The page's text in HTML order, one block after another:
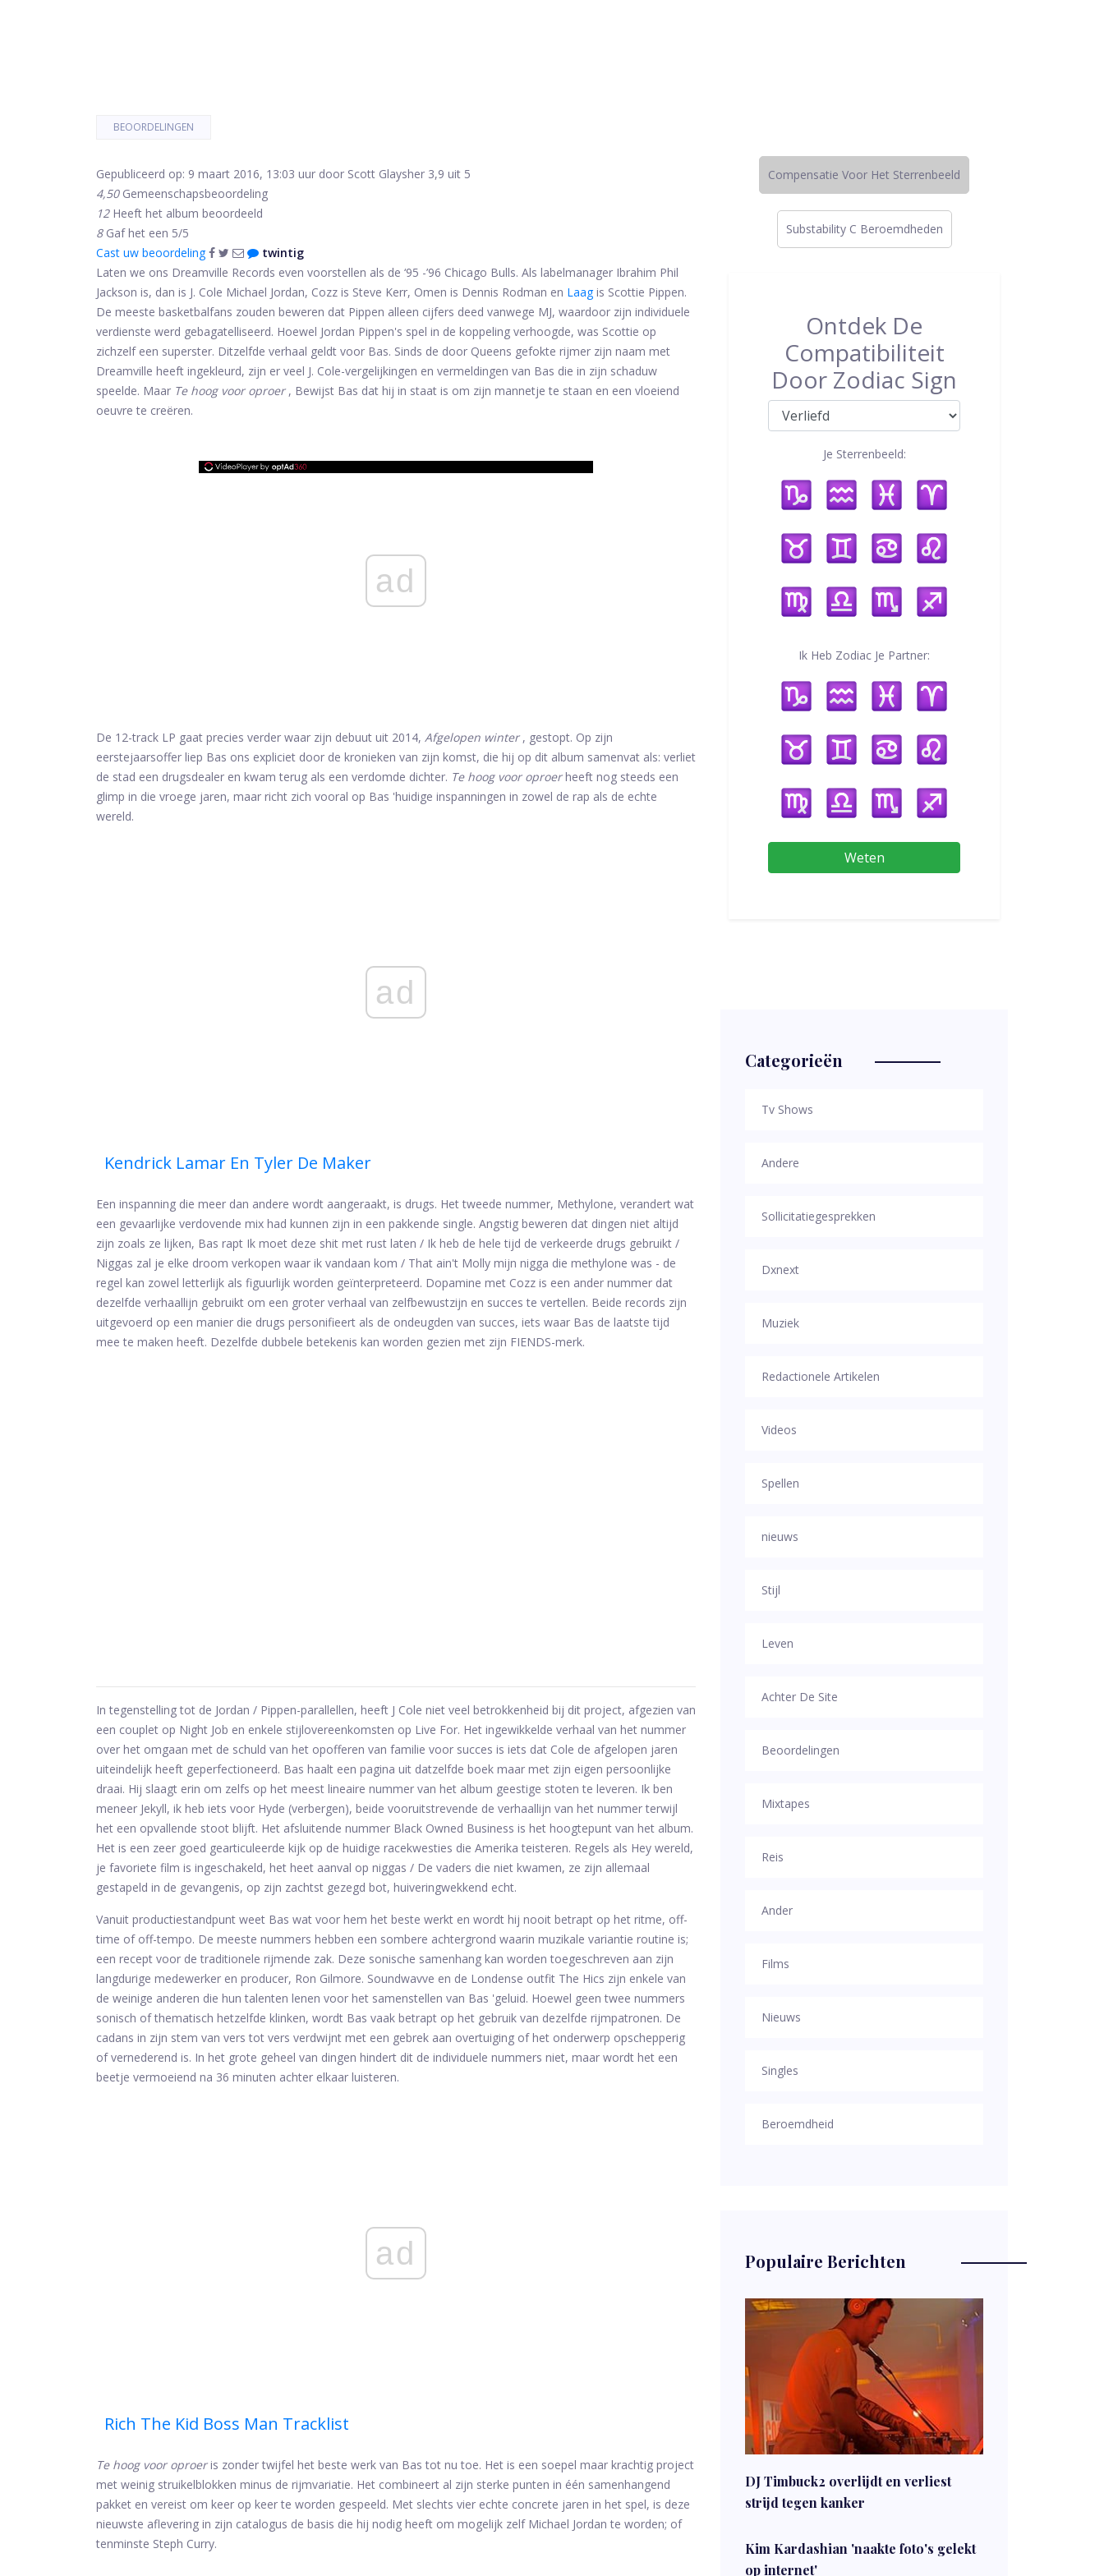
BEOORDELINGEN
Gepubliceerd op: 9 maart 2016, 13:03 uur door Scott Glaysher 3,9 uit 5
4,50 Gemeenschapsbeoordeling
12 Heeft het album beoordeeld
8 Gaf het een 5/5
Cast uw beoordeling
twintig
Laten we ons Dreamville Records even voorstellen als de ‘95 -’96 Chicago Bulls. Als labelmanager Ibrahim Phil
Jackson is, dan is J. Cole Michael Jordan, Cozz is Steve Kerr, Omen is Dennis Rodman en Laagis Scottie Pippen.
De meeste basketbalfans zouden beweren dat Pippen alleen cijfers deed vanwege MJ, waardoor zijn individuele
verdienste werd gebagatelliseerd. Hoewel Jordan Pippen's spel in de koppeling verhoogde, was Scottie op
zichzelf een superster. Ditzelfde verhaal geldt voor Bas. Sinds de door Queens gefokte rijmer zijn naam met
Dreamville heeft ingekleurd, zijn er veel J. Cole-vergelijkingen en vermeldingen van Bas die in zijn schaduw
speelde. Maar Te hoog voor oproer, Bewijst Bas dat hij in staat is om zijn mannetje te staan ​​en een vloeiend
oeuvre te creëren.
ad
De 12-track LP gaat precies verder waar zijn debuut uit 2014, Afgelopen winter, gestopt. Op zijn
eerstejaarsoffer liep Bas ons expliciet door de kronieken van zijn komst, die hij op dit album samenvat als: verliet
de stad een drugsdealer en kwam terug als een verdomde dichter. Te hoog voor oproerheeft nog steeds een
glimp in die vroege jaren, maar richt zich vooral op Bas 'huidige inspanningen in zowel de rap als de echte
wereld.
ad
Kendrick Lamar En Tyler De Maker
Een inspanning die meer dan andere wordt aangeraakt, is drugs. Het tweede nummer, Methylone, verandert wat
een gevaarlijke verdovende mix had kunnen zijn in een pakkende single. Angstig beweren dat dingen niet altijd
zijn zoals ze lijken, Bas rapt Ik moet deze shit met rust laten / Ik heb de hele tijd de verkeerde drugs gebruikt /
Niggas zal je elke droom verkopen waar ik vandaan kom / That ain't Molly mijn nigga die methylone was - de
regel kan zowel letterlijk als figuurlijk worden geïnterpreteerd. Dopamine met Cozz is een ander nummer dat
dezelfde verhaallijn gebruikt om een ​​groter verhaal van zelfbewustzijn en succes te vertellen. Beide records zijn
uitgevoerd op een manier die drugs personifieert als de ondeugden van succes, iets waar Bas de laatste tijd
mee te maken heeft. Dezelfde dubbele betekenis kan worden gezien met zijn FIENDS-merk.
In tegenstelling tot de Jordan / Pippen-parallellen, heeft J Cole niet veel betrokkenheid bij dit project, afgezien van
een couplet op Night Job en enkele stijlovereenkomsten op Live For. Het ingewikkelde verhaal van het nummer
over het omgaan met de schuld van het opofferen van familie voor succes is iets dat Cole de afgelopen jaren
uiteindelijk heeft geperfectioneerd. Bas haalt een pagina uit datzelfde boek maar met zijn eigen persoonlijke
draai. Hij slaagt erin om zelfs op het meest lineaire nummer van het album geestige stoten te leveren. Ik ben
meneer Jekyll, ik heb iets voor Hyde (verbergen), beide vooruitstrevende de verhaallijn van het nummer terwijl
het een opvallende stoot blijft. Het afsluitende nummer Black Owned Business is het hoogtepunt van het album.
Het is een zeer goed gearticuleerde kijk op de huidige racekwesties die Amerika teisteren. Regels als Hey wereld,
je favoriete film is ingeschakeld, het heet aanval op niggas / De vaders die niet kwamen, ze zijn allemaal
gestapeld in de gevangenis, op zijn zachtst gezegd bot, huiveringwekkend echt.
Vanuit productiestandpunt weet Bas wat voor hem het beste werkt en wordt hij nooit betrapt op het ritme, off-
time of off-tempo. De meeste nummers hebben een sombere achtergrond waarin muzikale variantie routine is;
een recept voor de traditionele rijmende zak. Deze sonische samenhang kan worden toegeschreven aan zijn
langdurige medewerker en producer, Ron Gilmore. Soundwavve en de Londense outfit The Hics zijn enkele van
de weinige anderen die hun talenten lenen voor het samenstellen van Bas 'geluid. Hoewel geen twee nummers
sonisch of thematisch hetzelfde klinken, wordt Bas vaak betrapt op het gebruik van dezelfde rijmpatronen. De
cadans in zijn stem van vers tot vers verdwijnt met een gebrek aan overtuiging of het onderwerp opschepperig
of vernederend is. In het grote geheel van dingen hindert dit de individuele nummers niet, maar wordt het een
beetje vermoeiend na 36 minuten achter elkaar luisteren.
ad
Rich The Kid Boss Man Tracklist
Te hoog voor oproeris zonder twijfel het beste werk van Bas tot nu toe. Het is een soepel maar krachtig project
met weinig struikelblokken minus de rijmvariatie. Het combineert al zijn sterke punten in één samenhangend
pakket en vereist om keer op keer te worden gespeeld. Met slechts vier echte concrete jaren in het spel, is deze
nieuwste aflevering in zijn catalogus de basis die hij nodig heeft om mogelijk zelf Michael Jordan te worden; of
tenminste Steph Curry.
Compensatie Voor Het Sterrenbeeld
Substability C Beroemdheden
Ontdek De
Compatibiliteit
Door Zodiac Sign
Je Sterrenbeeld:
Ik Heb Zodiac Je Partner:
Weten
Categorieën
Tv Shows
Andere
Sollicitatiegesprekken
Dxnext
Muziek
Redactionele Artikelen
Videos
Spellen
nieuws
Stijl
Leven
Achter De Site
Beoordelingen
Mixtapes
Reis
Ander
Films
Nieuws
Singles
Beroemdheid
Populaire Berichten
DJ Timbuck2 overlijdt en verliest
strijd tegen kanker
Kim Kardashian 'naakte foto's gelekt
op internet'